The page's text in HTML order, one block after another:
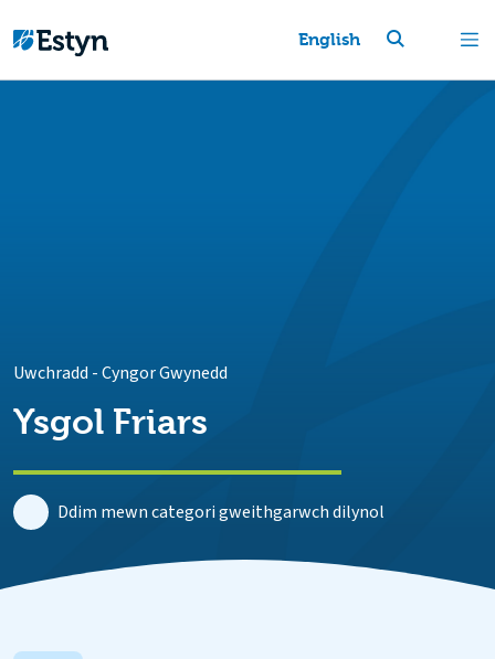
English
Uwchradd -Cyngor Gwynedd
Ysgol Friars
Ddim mewn categori gweithgarwch dilynol